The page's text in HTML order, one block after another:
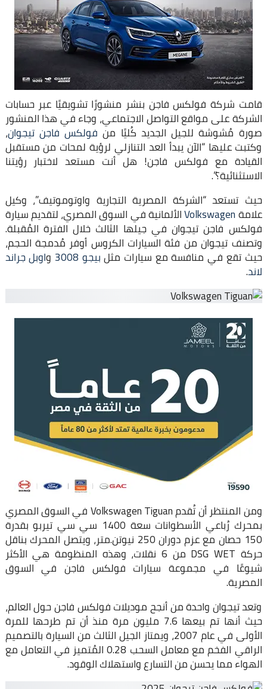
قامت شركة فولكس فاجن بنشر منشورًا تشويقيًا عبر حسابات
الشركة على مواقع التواصل الاجتماعي، وجاء في هذا المنشور
صورة مُشوشة للجيل الجديد كُليًا من فولكس فاجن تيجوان،
وكتبت عليها “الآن يبدأ العد التنازلي لرؤية لمحات من مستقبل
القيادة مع فولكس فاجن! هل أنت مستعد لاختبار رؤيتنا
الاستثنائية؟”.
حيث تستعد “الشركة المصرية التجارية واوتوموتيف”، وكيل
علامةVolkswagenالألمانية في السوق المصري، لتقديم سيارة
فولكس فاجن تيجوان في جيلها الثالث خلال الفترة المُقبلة.
وتصنف تيجوان من فئة السيارات الكروس أوفر مُدمجة الحجم،
حيث تقع في منافسة مع سيارات مثلبيجو 3008 واوبل جراند
لاند.
ومن المنتظر أن تُقدم Volkswagen Tiguan في السوق المصري
بمحرك رُباعي الأسطوانات سعة 1400 سي سي تيربو بقدرة
150 حصان مع عزم دوران 250 نيوتن.متر، ويتصل المحرك بناقل
حركة DSG WET من 6 نقلات، وهذه المنظومة هي الأكثر
شيوعًا في مجموعة سيارات فولكس فاجن في السوق
المصرية.
وتعد تيجوان واحدة من أنجح موديلات فولكس فاجن حول العالم،
حيث أنها تم بيعها 7.6 مليون مرة منذ أن تم طرحها للمرة
الأولى في عام 2007، ويمتاز الجيل الثالث من السيارة بالتصميم
الراقي الفخم مع معامل السحب 0.28 المُتميز في التعامل مع
الهواء مما يحسن من التسارع واستهلاك الوقود.